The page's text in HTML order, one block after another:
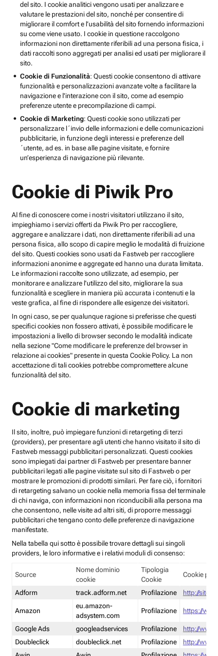
del sito. I cookie analitici vengono usati per analizzare e
valutare le prestazioni del sito, nonché per consentire di
migliorare il comfort e l’usabilità del sito fornendo informazioni
su come viene usato. I cookie in questione raccolgono
informazioni non direttamente riferibili ad una persona fisica, i
dati raccolti sono aggregati per analisi ed usati per migliorare il
sito.
Cookie di Funzionalità: Questi cookie consentono di attivare
funzionalità e personalizzazioni avanzate volte a facilitare la
navigazione e l'interazione con il sito, come ad esempio
preferenze utente e precompilazione di campi.
Cookie di Marketing: Questi cookie sono utilizzati per
personalizzare l´invio delle informazioni e delle comunicazioni
pubblicitarie, in funzione degli interessi e preferenze dell
´utente, ad es. in base alle pagine visitate, e fornire
un’esperienza di navigazione più rilevante.
Cookie di Piwik Pro
Al fine di conoscere come i nostri visitatori utilizzano il sito,
impieghiamo i servizi offerti da Piwik Pro per raccogliere,
aggregare e analizzare i dati, non direttamente riferibili ad una
persona fisica, allo scopo di capire meglio le modalità di fruizione
del sito. Questi cookies sono usati da Fastweb per raccogliere
informazioni anonime e aggregate ed hanno una durata limitata.
Le informazioni raccolte sono utilizzate, ad esempio, per
monitorare e analizzare l'utilizzo del sito, migliorare la sua
funzionalità e scegliere in maniera più accurata i contenuti e la
veste grafica, al fine di rispondere alle esigenze dei visitatori.
In ogni caso, se per qualunque ragione si preferisse che questi
specifici cookies non fossero attivati, è possibile modificare le
impostazioni a livello di browser secondo le modalità indicate
nella sezione "Come modificare le preferenze del browser in
relazione ai cookies" presente in questa Cookie Policy. La non
accettazione di tali cookies potrebbe compromettere alcune
funzionalità del sito.
Cookie di marketing
Il sito, inoltre, può impiegare funzioni di retargeting di terzi
(providers), per presentare agli utenti che hanno visitato il sito di
Fastweb messaggi pubblicitari personalizzati. Questi cookies
sono impiegati dai partner di Fastweb per presentare banner
pubblicitari legati alle pagine visitate sul sito di Fastweb o per
mostrare le promozioni di prodotti similari. Per fare ciò, i fornitori
di retargeting salvano un cookie nella memoria fissa del terminale
di chi naviga, con informazioni non riconducibili alla persona ma
che consentono, nelle visite ad altri siti, di proporre messaggi
pubblicitari che tengano conto delle preferenze di navigazione
manifestate.
Nella tabella qui sotto è possibile trovare dettagli sui singoli
providers, le loro informative e i relativi moduli di consenso:
Source
Nome dominio
cookie
Tipologia
Cookie
Cookie
Adform track.adform.net Profilazione http://
Amazon
eu.amazon-
adsystem.com
Profilazione https://
Google Ads googleadservices Profilazione
http://
Doubleclick
doubleclick.net Profilazione
http://